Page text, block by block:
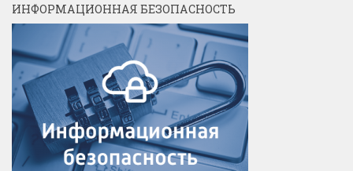
ИНФОРМАЦИОННАЯ БЕЗОПАСНОСТЬ